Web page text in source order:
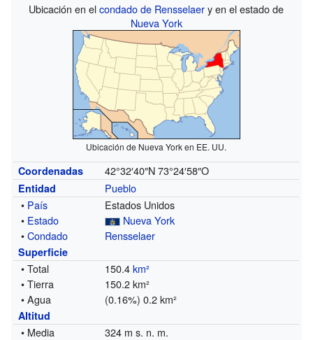
Ubicación en elcondado de Rensselaery en el estado de
Nueva York
Ubicación de Nueva York en EE. UU.
Coordenadas 42°32′40″N 73°24′58″O
Entidad
Pueblo
• País
Estados Unidos
• Estado
Nueva York
•Condado Rensselaer
Superficie
• Total 150.4km²
• Tierra
150.2 km²
• Agua
(0.16%) 0.2 km²
Altitud
• Media 324 m s. n. m.